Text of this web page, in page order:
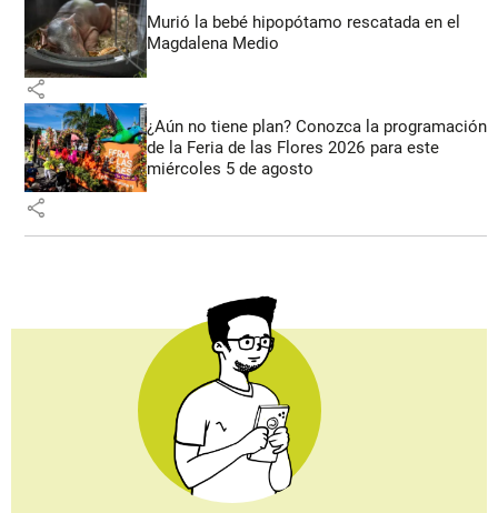
Murió la bebé hipopótamo rescatada en el
Magdalena Medio
share
¿Aún no tiene plan? Conozca la programación
de la Feria de las Flores 2026 para este
miércoles 5 de agosto
share